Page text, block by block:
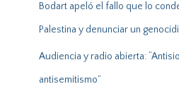
Bodart apeló el fallo que lo
Palestina y denunciar un
Audiencia y radio abierta:
antisemitismo”